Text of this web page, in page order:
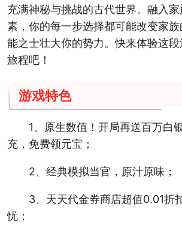
充满神秘与挑战的古代世界。融入
素，你的每一步选择都可能改变家
能之士壮大你的势力。快来体验这
旅程吧！
游戏特色
1、原生数值！开局再送百万白
充，免费领元宝；
2、经典模拟当官，原汁原味；
3、天天代金券商店超值0.01折
忧；